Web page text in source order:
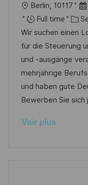
h
e
o
c
a
l
i
s
a
Berlin, 10117
D
a
t
e
d
’
a
f
Full time
C
a
t
é
g
o
r
Wir suchen einen
für die Steuerung
und -ausgänge
mehrjährige
und haben gute
Bewerben Sie sich
Voir plus